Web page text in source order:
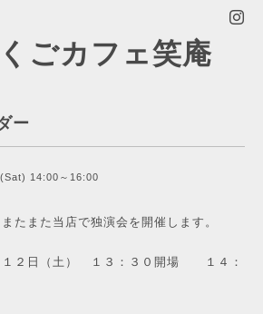
ごカフェ笑庵
ー
14:00～16:00
たまた当店で独演会を開催します。
１２日（土） １３：３０開場 １４：